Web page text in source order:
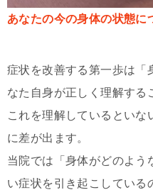
あなたの今の身体の状態に
症状を改善する第一歩は「
なた自身が正しく理解する
これを理解しているといな
に差が出ます。
当院では「身体がどのよう
い症状を引き起こしている